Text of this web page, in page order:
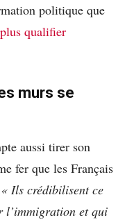
politique que
plus qualifier
murs se
aussi tirer son
fer que les Français
« Ils crédibilisent ce
l’immigration et qui